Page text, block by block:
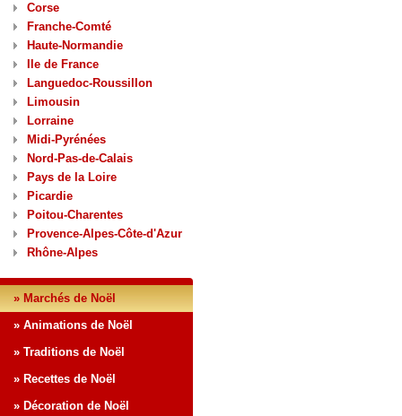
Corse
Franche-Comté
Haute-Normandie
Ile de France
Languedoc-Roussillon
Limousin
Lorraine
Midi-Pyrénées
Nord-Pas-de-Calais
Pays de la Loire
Picardie
Poitou-Charentes
Provence-Alpes-Côte-d'Azur
Rhône-Alpes
» Marchés de Noël
» Animations de Noël
» Traditions de Noël
» Recettes de Noël
» Décoration de Noël